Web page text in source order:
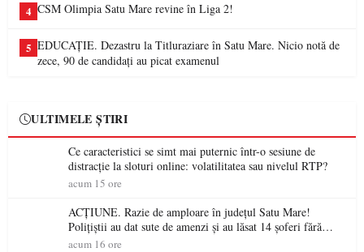
4 CSM Olimpia Satu Mare revine în Liga 2!
5 EDUCAȚIE. Dezastru la Titluraziare în Satu Mare. Nicio notă de
zece, 90 de candidați au picat examenul
ULTIMELE ȘTIRI
Ce caracteristici se simt mai puternic într-o sesiune de
distracție la sloturi online: volatilitatea sau nivelul RTP?
acum 15 ore
ACȚIUNE. Razie de amploare în județul Satu Mare!
Polițiștii au dat sute de amenzi și au lăsat 14 șoferi fără
permis într-o singură zi
acum 16 ore